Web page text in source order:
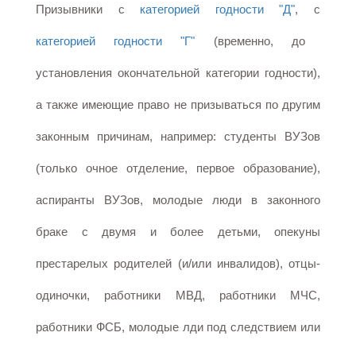
Призывники с категорией годности "Д", с
категорией годности "Г" (временно, до
установления окончательной категории годности),
а также имеющие право не призываться по другим
законным причинам, например: студенты ВУЗов
(только очное отделение, первое образование),
аспиранты ВУЗов, молодые люди в законного
браке с двумя и более детьми, опекуны
престарелых родителей (и/или инвалидов), отцы-
одиночки, работники МВД, работники МЧС,
работники ФСБ, молодые лди под следствием или